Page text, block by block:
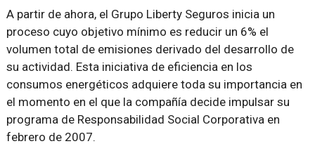
A partir de ahora, el Grupo Liberty Seguros inicia un
proceso cuyo objetivo mínimo es reducir un 6% el
volumen total de emisiones derivado del desarrollo de
su actividad. Esta iniciativa de eficiencia en los
consumos energéticos adquiere toda su importancia en
el momento en el que la compañía decide impulsar su
programa de Responsabilidad Social Corporativa en
febrero de 2007.